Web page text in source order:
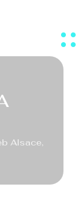
Alsace,